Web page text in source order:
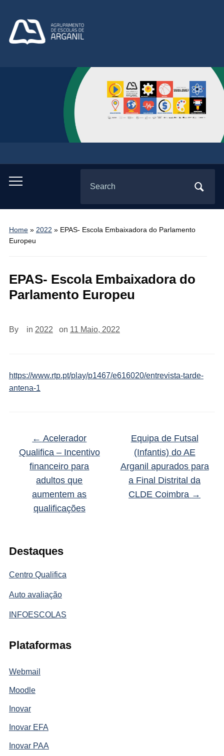
Toggle
menu
for:
Home» 2022 » EPAS- Escola Embaixadora do Parlamento
Europeu
Destaques
Centro Qualifica
Auto avaliação
INFOESCOLAS
Plataformas
Webmail
Moodle
Inovar
Inovar EFA
Inovar PAA
EPAS- Escola Embaixadora do
Parlamento Europeu
By in 2022 on 11 Maio, 2022
https://www.rtp.pt/play/p1467/e616020/entrevista-tarde-
antena-1
← Acelerador
Qualifica – Incentivo
financeiro para
adultos que
aumentem as
qualificações
Equipa de Futsal
(Infantis) do AE
Arganil apurados para
a Final Distrital da
CLDE Coimbra →